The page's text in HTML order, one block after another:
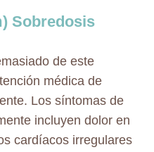
Sobredosis
de este
médica de
Los síntomas de
incluyen dolor en
cardíacos irregulares